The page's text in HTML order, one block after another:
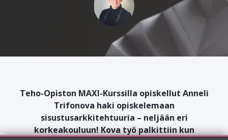
Teho-Opiston MAXI-Kurssilla opiskellut Anneli
Trifonova haki opiskelemaan
sisustusarkkitehtuuria – neljään eri
korkeakouluun! Kova työ palkittiin kun